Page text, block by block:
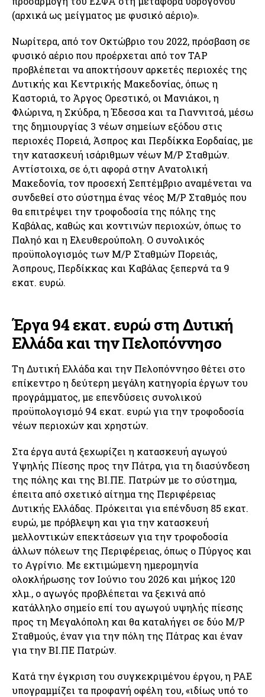
(αρχικά ως μείγματος με φυσικό αέριο)».
Νωρίτερα, από τον Οκτώβριο του 2022, πρόσβαση σε
φυσικό αέριο που προέρχεται από τον TAP
προβλέπεται να αποκτήσουν αρκετές περιοχές της
Δυτικής και Κεντρικής Μακεδονίας, όπως η
Καστοριά, το Άργος Ορεστικό, οι Μανιάκοι, η
Φλώρινα, η Σκύδρα, η Έδεσσα και τα Γιαννιτσά, μέσω
της δημιουργίας 3 νέων σημείων εξόδου στις
περιοχές Πορειά, Άσπρος και Περδίκκα Εορδαίας, με
την κατασκευή ισάριθμων νέων Μ/Ρ Σταθμών.
Αντίστοιχα, σε ό,τι αφορά στην Ανατολική
Μακεδονία, τον προσεχή Σεπτέμβριο αναμένεται να
συνδεθεί στο σύστημα ένας νέος Μ/Ρ Σταθμός που
θα επιτρέψει την τροφοδοσία της πόλης της
Καβάλας, καθώς και κοντινών περιοχών, όπως το
Παληό και η Ελευθερούπολη. Ο συνολικός
προϋπολογισμός των Μ/Ρ Σταθμών Πορειάς,
Άσπρους, Περδίκκας και Καβάλας ξεπερνά τα 9
εκατ. ευρώ.
Έργα 94 εκατ. ευρώ στη Δυτική
Ελλάδα και την Πελοπόννησο
Τη Δυτική Ελλάδα και την Πελοπόννησο θέτει στο
επίκεντρο η δεύτερη μεγάλη κατηγορία έργων του
προγράμματος, με επενδύσεις συνολικού
προϋπολογισμό 94 εκατ. ευρώ για την τροφοδοσία
νέων περιοχών και χρηστών.
Στα έργα αυτά ξεχωρίζει η κατασκευή αγωγού
Υψηλής Πίεσης προς την Πάτρα, για τη διασύνδεση
της πόλης και της ΒΙ.ΠΕ. Πατρών με το σύστημα,
έπειτα από σχετικό αίτημα της Περιφέρειας
Δυτικής Ελλάδας. Πρόκειται για επένδυση 85 εκατ.
ευρώ, με πρόβλεψη και για την κατασκευή
μελλοντικών επεκτάσεων για την τροφοδοσία
άλλων πόλεων της Περιφέρειας, όπως ο Πύργος και
το Αγρίνιο. Με εκτιμώμενη ημερομηνία
ολοκλήρωσης τον Ιούνιο του 2026 και μήκος 120
χλμ., ο αγωγός προβλέπεται να ξεκινά από
κατάλληλο σημείο επί του αγωγού υψηλής πίεσης
προς τη Μεγαλόπολη και θα καταλήγει σε δύο Μ/Ρ
Σταθμούς, έναν για την πόλη της Πάτρας και έναν
για την ΒΙ.ΠΕ Πατρών.
Κατά την έγκριση του συγκεκριμένου έργου, η ΡΑΕ
υπογραμμίζει τα προφανή οφέλη του, «ιδίως υπό το